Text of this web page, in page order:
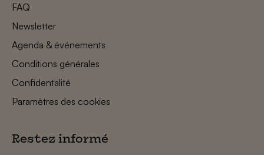
FAQ
Newsletter
Agenda & événements
Conditions générales
Confidentalité
Paramètres des cookies
Restez informé